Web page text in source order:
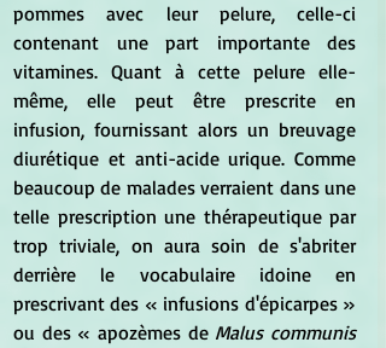
pommes avec leur pelure, celle-ci
contenant une part importante des
vitamines. Quant à cette pelure elle-
même, elle peut être prescrite en
infusion, fournissant alors un breuvage
diurétique et anti-acide urique. Comme
beaucoup de malades verraient dans une
telle prescription une thérapeutique par
trop triviale, on aura soin de s'abriter
derrière le vocabulaire idoine en
prescrivant des « infusions d'épicarpes »
ou des « apozèmes de Malus communis